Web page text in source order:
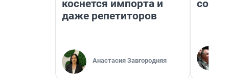
коснется импорта и
даже репетиторов
Анастасия Завгородняя